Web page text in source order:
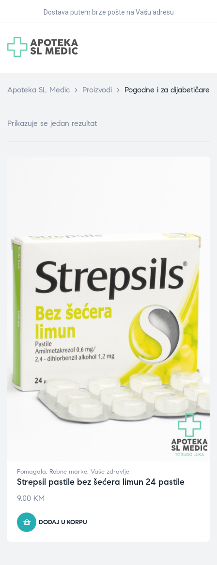
Dostava putem brze pošte na Vašu adresu
Apoteka SL Medic > Proizvodi > Pogodne i za dijabetičare
Prikazuje se jedan rezultat
Pomagala, Robne marke, Vaše zdravlje
Strepsil pastile bez šećera limun 24 pastile
9.00 KM
DODAJ U KORPU